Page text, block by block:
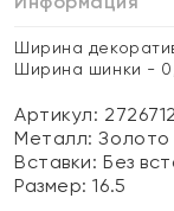
Ширина
Ширина шинки -
Артикул: 2726712
Металл:Золото
Вставки:Без
Размер:16.5